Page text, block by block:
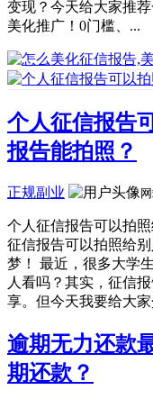
变现？今天给大家推
美化推广！0门槛、...
个人征信报告
报告能拍照？
正规副业
个人征信报告可以拍
征信报告可以拍照给
梦！ 最近，很多大学
人看吗？其实，征信
享。但今天我要给大家
逾期无力还款
期还款？